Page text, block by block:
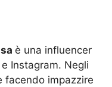
è una influencer
Instagram. Negli
facendo impazzire